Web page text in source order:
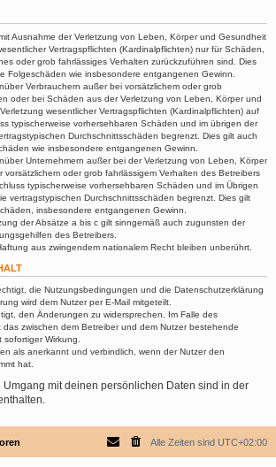
Ausnahme der Verletzung von Leben, Körper und Gesundheit
Vertragspflichten (Kardinalpflichten) nur für Schäden,
oder grob fahrlässiges Verhalten zurückzuführen sind. Dies
Folgeschäden wie insbesondere entgangenen Gewinn.
Verbrauchern außer bei vorsätzlichem oder grob
oder bei Schäden aus der Verletzung von Leben, Körper und
wesentlicher Vertragspflichten (Kardinalpflichten) auf
typischerweise vorhersehbaren Schäden und im übrigen der
Durchschnittsschäden begrenzt. Dies gilt auch
wie insbesondere entgangenen Gewinn.
Unternehmern außer bei der Verletzung von Leben, Körper
vorsätzlichem oder grob fahrlässigem Verhalten des Betreibers
typischerweise vorhersehbaren Schäden und im Übrigen
vertragstypischen Durchschnittsschäden begrenzt. Dies gilt
insbesondere entgangenen Gewinn.
der Absätze a bis c gilt sinngemäß auch zugunsten der
des Betreibers.
aus zwingendem nationalem Recht bleiben unberührt.
die Nutzungsbedingungen und die Datenschutzerklärung
wird dem Nutzer per E-Mail mitgeteilt.
den Änderungen zu widersprechen. Im Falle des
das zwischen dem Betreiber und dem Nutzer bestehende
Wirkung.
als anerkannt und verbindlich, wenn der Nutzer den
hat.
Umgang mit deinen persönlichen Daten sind in der
Alle Zeiten sind UTC+02:00